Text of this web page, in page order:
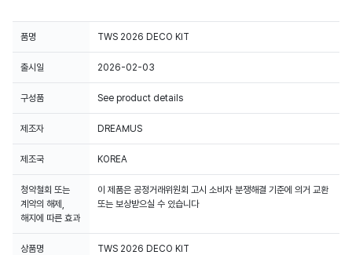
품명 TWS 2026 DECO KIT
출시일 2026-02-03
구성품 See product details
제조자 DREAMUS
제조국 KOREA
청약철회 또는
계약의 해제,
해지에 따른 효과
이 제품은 공정거래위원회 고시 소비자 분쟁해결 기준에 의거 교환
또는 보상받으실 수 있습니다
상품명 TWS 2026 DECO KIT